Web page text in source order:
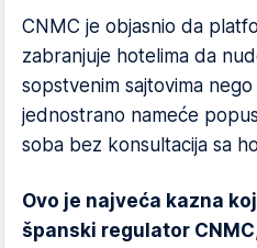
CNMC je objasnio da
zabranjuje hotelima da
sopstvenim sajtovima
jednostrano nameće
soba bez konsultacija sa
Ovo je najveća kazna
španski regulator CNMC